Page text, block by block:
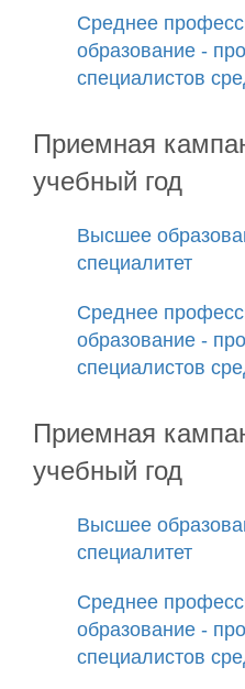
Среднее
образование -
специалистов
Приемная
учебный год
Высшее
специалитет
Среднее
образование -
специалистов
Приемная
учебный год
Высшее
специалитет
Среднее
образование -
специалистов